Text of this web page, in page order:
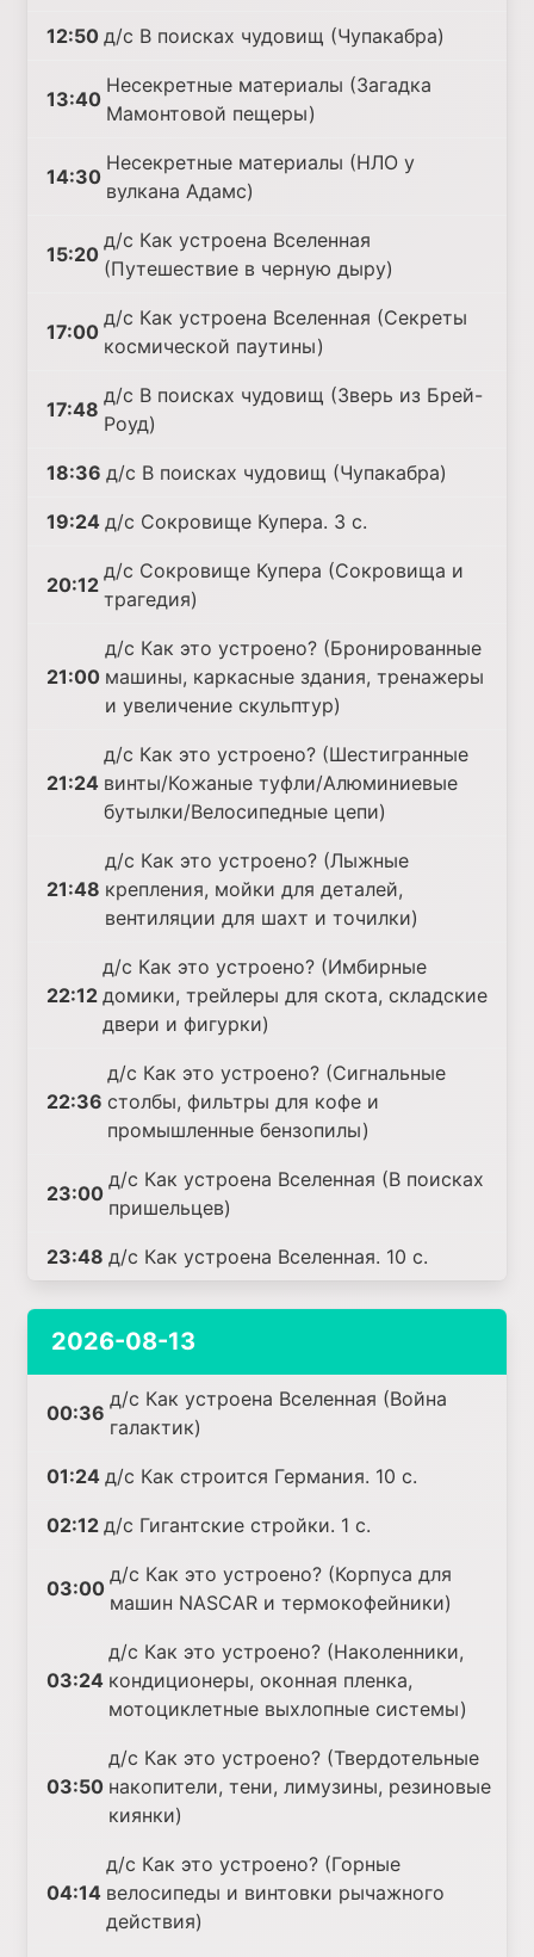
12:50 д/с В поисках чудовищ (Чупакабра)
13:40
Несекретные материалы (Загадка
Мамонтовой пещеры)
14:30
Несекретные материалы (НЛО у
вулкана Адамс)
15:20
д/с Как устроена Вселенная
(Путешествие в черную дыру)
17:00
д/с Как устроена Вселенная (Секреты
космической паутины)
17:48
д/с В поисках чудовищ (Зверь из Брей-
Роуд)
18:36 д/с В поисках чудовищ (Чупакабра)
19:24 д/с Сокровище Купера. 3 с.
20:12
д/с Сокровище Купера (Сокровища и
трагедия)
21:00
д/с Как это устроено? (Бронированные
машины, каркасные здания, тренажеры
и увеличение скульптур)
21:24
д/с Как это устроено? (Шестигранные
винты/Кожаные туфли/Алюминиевые
бутылки/Велосипедные цепи)
21:48
д/с Как это устроено? (Лыжные
крепления, мойки для деталей,
вентиляции для шахт и точилки)
22:12
д/с Как это устроено? (Имбирные
домики, трейлеры для скота, складские
двери и фигурки)
22:36
д/с Как это устроено? (Сигнальные
столбы, фильтры для кофе и
промышленные бензопилы)
23:00
д/с Как устроена Вселенная (В поисках
пришельцев)
23:48 д/с Как устроена Вселенная. 10 с.
2026-08-13
00:36
д/с Как устроена Вселенная (Война
галактик)
01:24 д/с Как строится Германия. 10 с.
02:12 д/с Гигантские стройки. 1 с.
03:00
д/с Как это устроено? (Корпуса для
машин NASCAR и термокофейники)
03:24
д/с Как это устроено? (Наколенники,
кондиционеры, оконная пленка,
мотоциклетные выхлопные системы)
03:50
д/с Как это устроено? (Твердотельные
накопители, тени, лимузины, резиновые
киянки)
04:14
д/с Как это устроено? (Горные
велосипеды и винтовки рычажного
действия)